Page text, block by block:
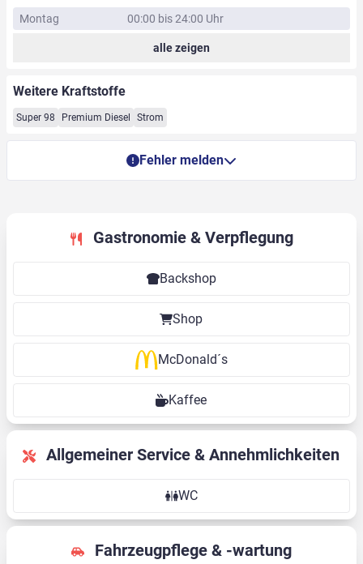
Montag 00:00 bis 24:00 Uhr
alle zeigen
Weitere Kraftstoffe
Super 98 Premium Diesel Strom
Fehler melden
Gastronomie & Verpflegung
Backshop
Shop
McDonald´s
Kaffee
Allgemeiner Service & Annehmlichkeiten
WC
Fahrzeugpflege & -wartung